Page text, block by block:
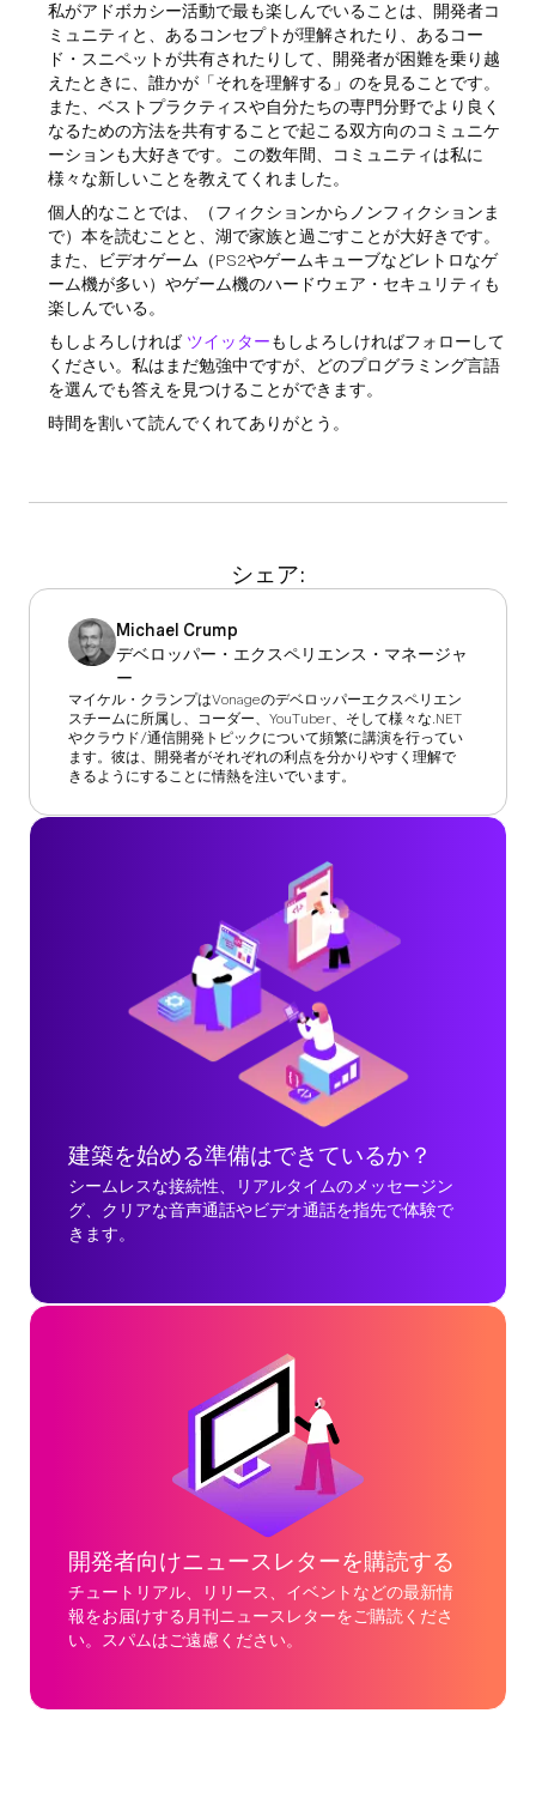
私がアドボカシー活動で最も楽しんでいることは、開発者コ
ミュニティと、あるコンセプトが理解されたり、あるコー
ド・スニペットが共有されたりして、開発者が困難を乗り越
えたときに、誰かが「それを理解する」のを見ることです。
また、ベストプラクティスや自分たちの専門分野でより良く
なるための方法を共有することで起こる双方向のコミュニケ
ーションも大好きです。この数年間、コミュニティは私に
様々な新しいことを教えてくれました。
個人的なことでは、（フィクションからノンフィクションま
で）本を読むことと、湖で家族と過ごすことが大好きです。
また、ビデオゲーム（PS2やゲームキューブなどレトロなゲ
ーム機が多い）やゲーム機のハードウェア・セキュリティも
楽しんでいる。
もしよろしければ ツイッターもしよろしければフォローして
ください。私はまだ勉強中ですが、どのプログラミング言語
を選んでも答えを見つけることができます。
時間を割いて読んでくれてありがとう。
シェア:
Michael Crump
デベロッパー・エクスペリエンス・マネージャ
ー
マイケル・クランプはVonageのデベロッパーエクスペリエン
スチームに所属し、コーダー、YouTuber、そして様々な.NET
やクラウド/通信開発トピックについて頻繁に講演を行ってい
ます。彼は、開発者がそれぞれの利点を分かりやすく理解で
きるようにすることに情熱を注いでいます。
建築を始める準備はできているか？
シームレスな接続性、リアルタイムのメッセージン
グ、クリアな音声通話やビデオ通話を指先で体験で
きます。
開発者向けニュースレターを購読する
チュートリアル、リリース、イベントなどの最新情
報をお届けする月刊ニュースレターをご購読くださ
い。スパムはご遠慮ください。